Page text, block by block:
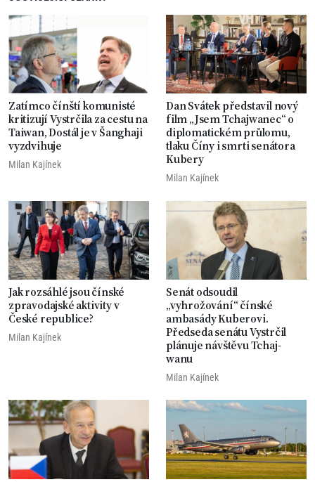
Zatímco čínští komunisté
kritizují Vystrčila za cestu na
Taiwan, Dostál je v Šanghaji
vyzdvihuje
Milan Kajínek
Dan Svátek představil nový
film „Jsem Tchajwanec“ o
diplomatickém průlomu,
tlaku Číny i smrti senátora
Kubery
Milan Kajínek
Jak rozsáhlé jsou čínské
zpravodajské aktivity v
České republice?
Milan Kajínek
Senát odsoudil
„vyhrožování“ čínské
ambasády Kuberovi.
Předseda senátu Vystrčil
plánuje návštěvu Tchaj-
wanu
Milan Kajínek